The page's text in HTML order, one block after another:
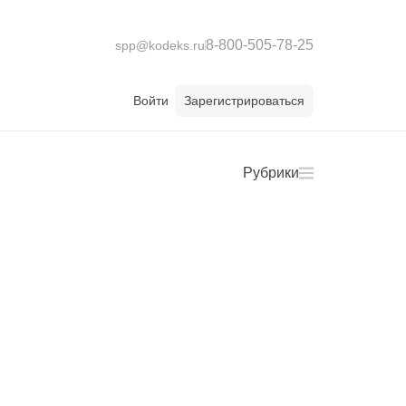
spp@kodeks.ru8-800-505-78-25
Войти Зарегистрироваться
Рубрики